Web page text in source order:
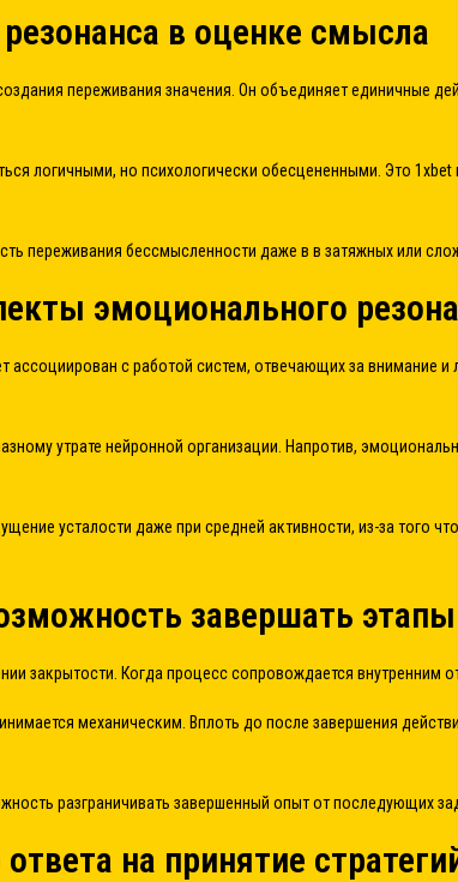
в оценке смысла
переживания значения. Он объединяет единичные
логичными, но психологически обесцененными. Это
переживания бессмысленности даже в в затяжных или
эмоционального
с работой систем, отвечающих за внимание
утрате нейронной организации. Напротив,
усталости даже при средней активности, из-за того
завершать этапы
закрытости. Когда процесс сопровождается внутренним
механическим. Вплоть до после завершения
разграничивать завершенный опыт от последующих
на принятие